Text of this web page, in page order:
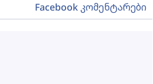
Facebook კომენტარები